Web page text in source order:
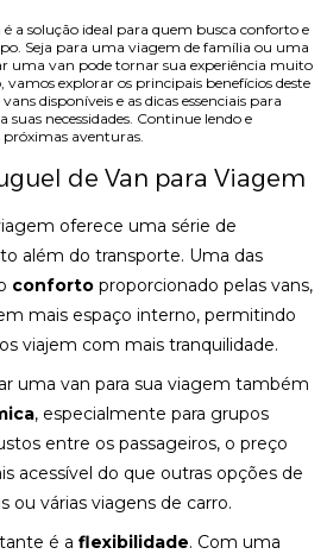
a solução ideal para quem busca conforto e
Seja para uma viagem de família ou uma
uma van pode tornar sua experiência muito
vamos explorar os principais benefícios deste
disponíveis e as dicas essenciais para
necessidades. Continue lendo e
aventuras.
de Van para Viagem
oferece uma série de
além do transporte. Uma das
conforto proporcionado pelas vans,
mais espaço interno, permitindo
viajem com mais tranquilidade.
uma van para sua viagem também
, especialmente para grupos
entre os passageiros, o preço
acessível do que outras opções de
ou várias viagens de carro.
é aflexibilidade. Com uma